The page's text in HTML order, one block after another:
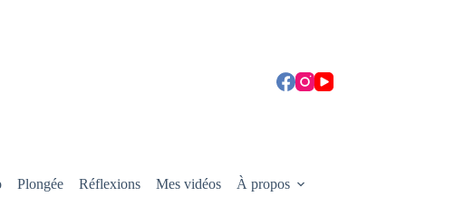
Plongée Réflexions Mes vidéos À propos